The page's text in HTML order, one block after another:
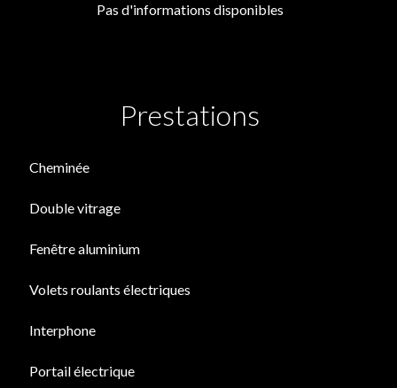
Pas d'informations disponibles
Prestations
Cheminée
Double vitrage
Fenêtre aluminium
Volets roulants électriques
Interphone
Portail électrique